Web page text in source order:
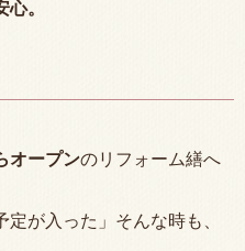
。
オープンのリフォーム繕へ
定が入った」そんな時も、